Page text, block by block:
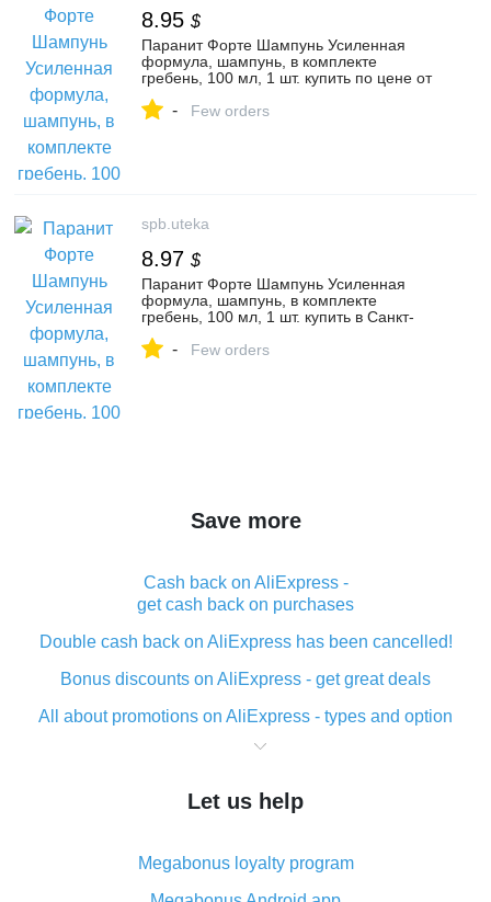
8.95 $
Паранит Форте Шампунь Усиленная
формула, шампунь, в комплекте
гребень, 100 мл, 1 шт. купить по цене от
в аптеку, инструкция по применению,
- Few orders
spb.uteka
8.97 $
Паранит Форте Шампунь Усиленная
формула, шампунь, в комплекте
гребень, 100 мл, 1 шт. купить в Санкт-
с доставкой в аптеку в Санкт-Петербурге
- Few orders
Save more
Cash back on AliExpress -
get cash back on purchases
Double cash back on AliExpress has been cancelled!
Bonus discounts on AliExpress - get great deals
All about promotions on AliExpress - types and option
What is cash back when making purchases on
The best place to download cash back for AliExpress
What is the AliExpress cash back plugin and what are
its advantages
Let us help
Megabonus loyalty program